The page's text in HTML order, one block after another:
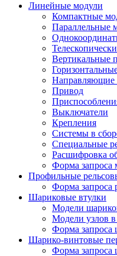
Линейные модули
Компактные
Параллельные
Вертикальные
Направляющие
Привод
Выключатели
Крепления
Системы в
Специальные
Расшифровка
Форма запроса
Профильные
Форма запроса
Шариковые втулки
Модели
Модели узлов
Форма запроса
Шарико-винтовые
Форма запроса